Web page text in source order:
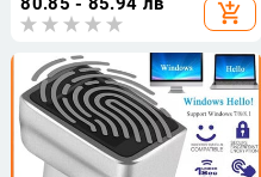
USB интерфейс
add_shopping_cart